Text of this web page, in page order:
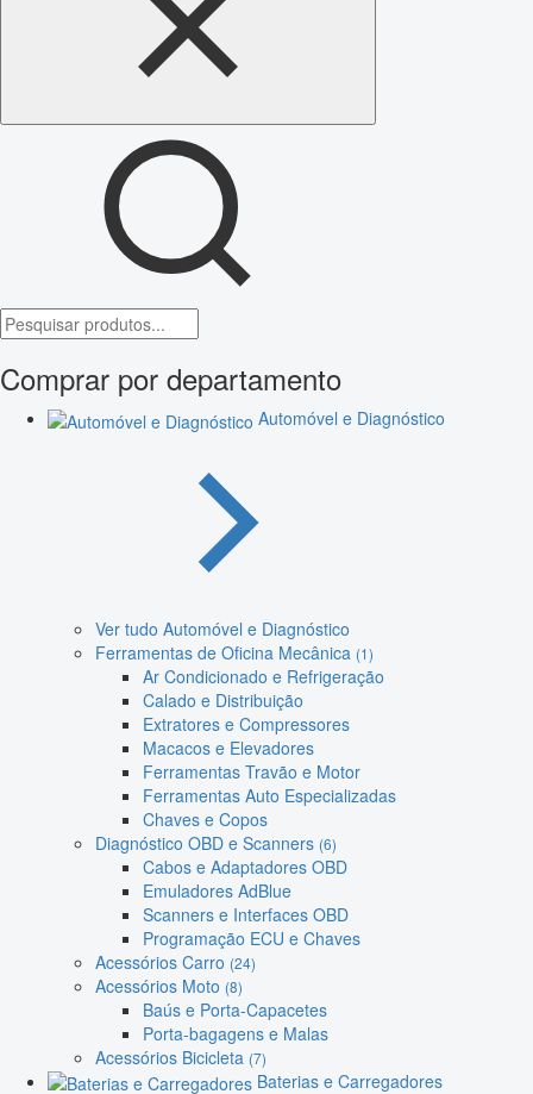
Comprar por departamento
Automóvel e Diagnóstico
Ver tudo Automóvel e Diagnóstico
Ferramentas de Oficina Mecânica (1)
Ar Condicionado e Refrigeração
Calado e Distribuição
Extratores e Compressores
Macacos e Elevadores
Ferramentas Travão e Motor
Ferramentas Auto Especializadas
Chaves e Copos
Diagnóstico OBD e Scanners (6)
Cabos e Adaptadores OBD
Emuladores AdBlue
Scanners e Interfaces OBD
Programação ECU e Chaves
Acessórios Carro (24)
Acessórios Moto (8)
Baús e Porta-Capacetes
Porta-bagagens e Malas
Acessórios Bicicleta (7)
Baterias e Carregadores